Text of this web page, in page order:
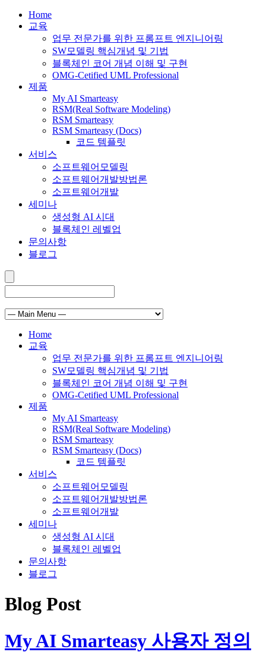
Home
교육
업무 전문가를 위한 프롬프트 엔지니어링
SW모델링 핵심개념 및 기법
블록체인 코어 개념 이해 및 구현
OMG-Cetified UML Professional
제품
My AI Smarteasy
RSM(Real Software Modeling)
RSM Smarteasy
RSM Smarteasy (Docs)
코드 템플릿
서비스
소프트웨어모델링
소프트웨어개발방법론
소프트웨어개발
세미나
생성형 AI 시대
블록체인 레벨업
문의사항
블로그
Home
교육
업무 전문가를 위한 프롬프트 엔지니어링
SW모델링 핵심개념 및 기법
블록체인 코어 개념 이해 및 구현
OMG-Cetified UML Professional
제품
My AI Smarteasy
RSM(Real Software Modeling)
RSM Smarteasy
RSM Smarteasy (Docs)
코드 템플릿
서비스
소프트웨어모델링
소프트웨어개발방법론
소프트웨어개발
세미나
생성형 AI 시대
블록체인 레벨업
문의사항
블로그
Blog Post
My AI Smarteasy 사용자 정의